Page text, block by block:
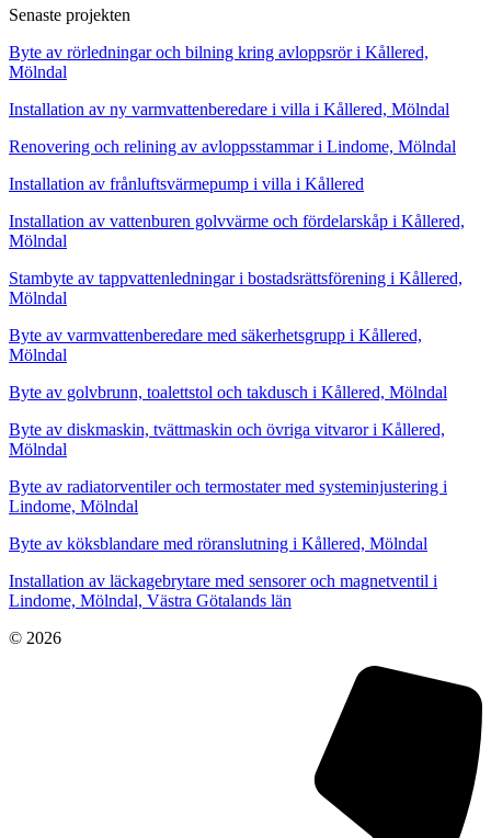
Senaste projekten
Byte av rörledningar och bilning kring avloppsrör i Kållered,
Mölndal
Installation av ny varmvattenberedare i villa i Kållered, Mölndal
Renovering och relining av avloppsstammar i Lindome, Mölndal
Installation av frånluftsvärmepump i villa i Kållered
Installation av vattenburen golvvärme och fördelarskåp i Kållered,
Mölndal
Stambyte av tappvattenledningar i bostadsrättsförening i Kållered,
Mölndal
Byte av varmvattenberedare med säkerhetsgrupp i Kållered,
Mölndal
Byte av golvbrunn, toalettstol och takdusch i Kållered, Mölndal
Byte av diskmaskin, tvättmaskin och övriga vitvaror i Kållered,
Mölndal
Byte av radiatorventiler och termostater med systeminjustering i
Lindome, Mölndal
Byte av köksblandare med röranslutning i Kållered, Mölndal
Installation av läckagebrytare med sensorer och magnetventil i
Lindome, Mölndal, Västra Götalands län
© 2026